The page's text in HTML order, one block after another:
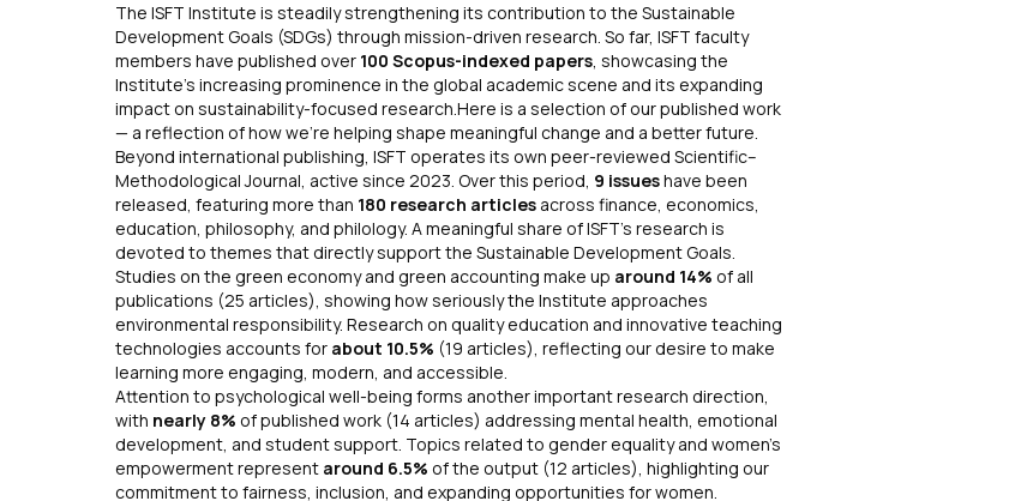
The ISFT Institute is steadily strengthening its contribution to the Sustainable
Development Goals (SDGs) through mission-driven research. So far, ISFT faculty
members have published over 100 Scopus-indexed papers, showcasing the
Institute’s increasing prominence in the global academic scene and its expanding
impact on sustainability-focused research.Here is a selection of our published work
— a reflection of how we’re helping shape meaningful change and a better future.
Beyond international publishing, ISFT operates its own peer-reviewed Scientific–
Methodological Journal, active since 2023. Over this period, 9 issueshave been
released, featuring more than 180 research articles across finance, economics,
education, philosophy, and philology. A meaningful share of ISFT’s research is
devoted to themes that directly support the Sustainable Development Goals.
Studies on the green economy and green accounting make up around 14% of all
publications (25 articles), showing how seriously the Institute approaches
environmental responsibility. Research on quality education and innovative teaching
technologies accounts for about 10.5% (19 articles), reflecting our desire to make
learning more engaging, modern, and accessible.
Attention to psychological well-being forms another important research direction,
with nearly 8% of published work (14 articles) addressing mental health, emotional
development, and student support. Topics related to gender equality and women’s
empowerment represent around 6.5% of the output (12 articles), highlighting our
commitment to fairness, inclusion, and expanding opportunities for women.